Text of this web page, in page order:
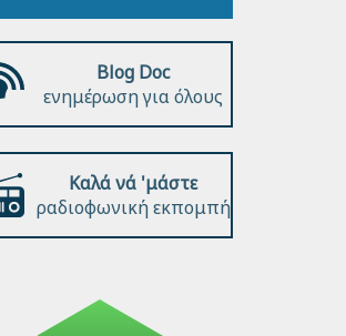
Blog Doc
ενημέρωση για όλους
Καλά νά 'μάστε
ραδιοφωνική εκπομπή